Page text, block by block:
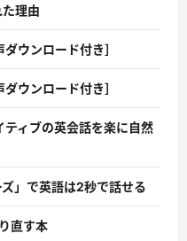
理由
ウンロード付き］
ウンロード付き］
ティブの英会話を楽に自然
」で英語は2秒で話せる
直す本